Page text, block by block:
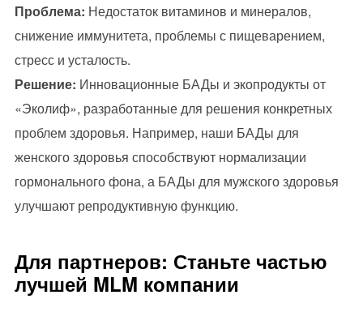
Проблема: Недостаток витаминов и минералов,
снижение иммунитета, проблемы с пищеварением,
стресс и усталость.
Решение: Инновационные БАДы и экопродукты от
«Эколиф», разработанные для решения конкретных
проблем здоровья. Например, наши БАДы для
женского здоровья способствуют нормализации
гормонального фона, а БАДы для мужского здоровья
улучшают репродуктивную функцию.
Для партнеров: Станьте частью
лучшей MLM компании